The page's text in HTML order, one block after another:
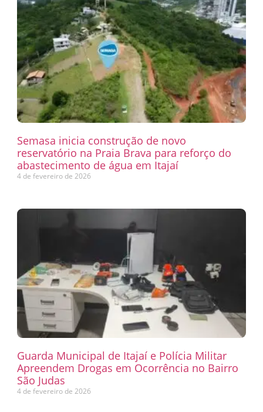
Semasa inicia construção de novo
reservatório na Praia Brava para reforço do
abastecimento de água em Itajaí
4 de fevereiro de 2026
Guarda Municipal de Itajaí e Polícia Militar
Apreendem Drogas em Ocorrência no Bairro
São Judas
4 de fevereiro de 2026